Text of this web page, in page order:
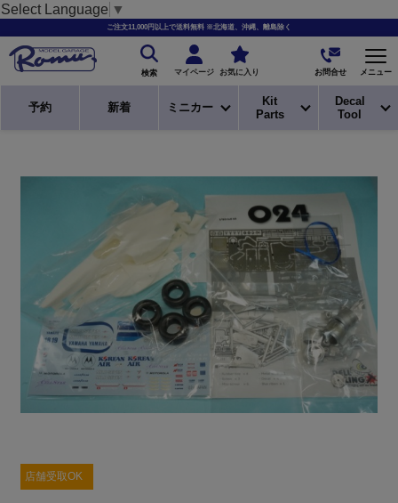
Select Language ▼
ご注文11,000円以上で送料無料 ※北海道、沖縄、離島除く
検索 マイページ お気に入り お問合せ メニュー
予約 新着 ミニカー
Kit
Parts
Decal
Tool
店舗受取OK